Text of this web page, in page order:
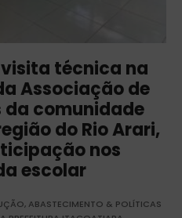
técnica na
Associação de
da comunidade
do Rio Arari,
nos
escolar
ABASTECIMENTO & POLÍTICAS